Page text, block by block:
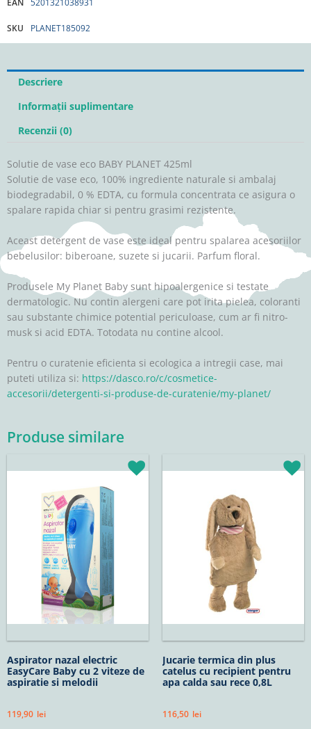
425ml
EAN 5201321038931
SKU PLANET185092
Descriere
Informații suplimentare
Recenzii (0)
Solutie de vase eco BABY PLANET 425ml
Solutie de vase eco, 100% ingrediente naturale si ambalaj
biodegradabil, 0 % EDTA, cu formula concentrata ce asigura o
spalare rapida chiar si pentru grasimi rezistente.
Aceast detergent de vase este ideal pentru spalarea acesoriilor
bebelusilor: biberoane, suzete si jucarii. Parfum floral.
Produsele My Planet Baby sunt hipoalergenice si testate
dermatologic. Nu contin alergeni care pot irita pielea, coloranti
sau substante chimice potential periculoase, cum ar fi nitro-
musk si acid EDTA. Totodata nu contine alcool.
Pentru o curatenie eficienta si ecologica a intregii case, mai
puteti utiliza si: https://dasco.ro/c/cosmetice-
accesorii/detergenti-si-produse-de-curatenie/my-planet/
Produse similare
Aspirator nazal electric
EasyCare Baby cu 2 viteze de
aspiratie si melodii
119,90 lei
Jucarie termica din plus
catelus cu recipient pentru
apa calda sau rece 0,8L
116,50 lei